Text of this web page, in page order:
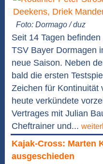
Foto: Dormago / duz
Seit 14 Tagen
TSV Bayer Dormagen
neue Saison. Neben
bald die ersten
Zeichen für Kontinuität
heute verkündete
Vertrages mit Julian
Cheftrainer und...
Kajak-Cross: Marten
ausgeschieden